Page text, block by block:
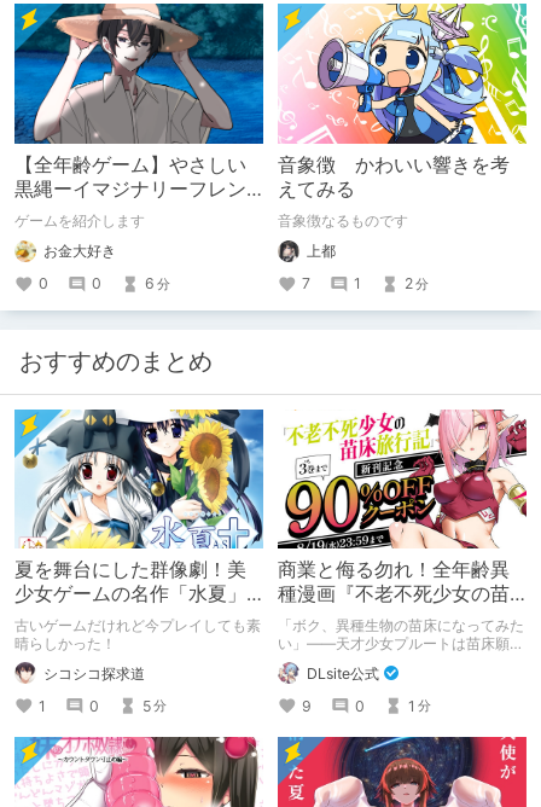
【全年齢ゲーム】やさしい
黒縄ーイマジナリーフレン
ドの「彼」と過ごすおぼん
やすみー
ゲームを紹介します
お金大好き
0
0 6 分
音象徴 かわいい響きを考
えてみる
音象徴なるものです
上都
7
1 2分
おすすめのまとめ
夏を舞台にした群像劇！美
少女ゲームの名作「水夏」
を今こそ！
古いゲームだけれど今プレイしても素
晴らしかった！
シコシコ探求道
1
0 5分
商業と侮る勿れ！全年齢異
種漫画『不老不死少女の苗
床旅行記』新刊記念1～3巻
90%オフクーポン配布中✨
「ボク、異種生物の苗床になってみた
い」――天才少女プルートは苗床願望
を叶えるため、不老不死の体を手に入
れた！ 話題沸騰の全年齢苗床コミッ
クスの新刊が発売開始！ それを記念
して1～3巻まで90%OFFクーポン配
布いたします！ まだ本作品未体験の
皆さん、多分お好きです。ぜひお試し
ください。
DLsite公式
9
0 1 分